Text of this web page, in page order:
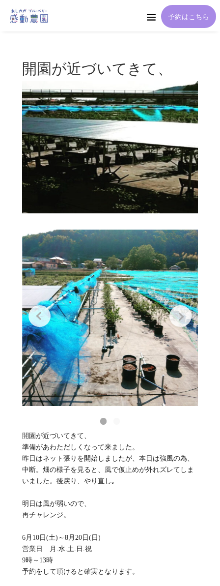
予約はこちら
開園が近づいてきて、
開園が近づいてきて、
準備があわただしくなって来ました。
昨日はネット張りを開始しましたが、本日は強風の為、
中断。畑の様子を見ると、風で仮止めが外れズレてしま
いました。後戻り、やり直し｡
明日は風が弱いので、
再チャレンジ。
6月10日(土)～8月20日(日)
営業日 月.水.土.日.祝
9時～13時
予約をして頂けると確実となります。